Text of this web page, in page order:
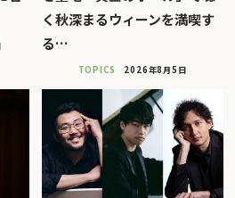
く秋深まるウィーンを満喫す
る…
TOPICS 2026年8月5日